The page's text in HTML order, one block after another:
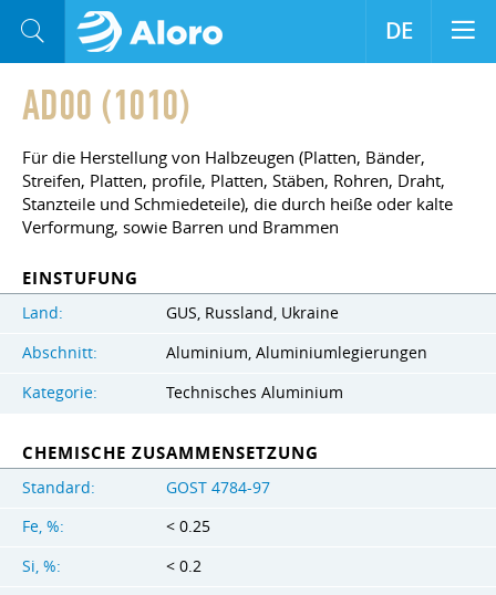
AD00 (1010)
Für die Herstellung von Halbzeugen (Platten, Bänder,
Streifen, Platten, profile, Platten, Stäben, Rohren, Draht,
Stanzteile und Schmiedeteile), die durch heiße oder kalte
Verformung, sowie Barren und Brammen
EINSTUFUNG
Land:
GUS, Russland, Ukraine
Abschnitt:
Aluminium, Aluminiumlegierungen
Kategorie:
Technisches Aluminium
CHEMISCHE ZUSAMMENSETZUNG
Standard:
GOST 4784-97
Fe, %:
< 0.25
Si, %:
< 0.2
DE